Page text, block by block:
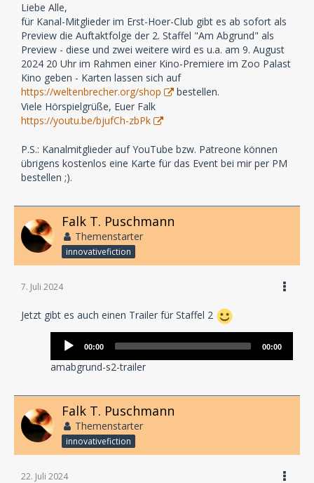
Liebe Alle,
für Kanal-Mitglieder im Erst-Hoer-Club gibt es ab sofort als
Preview die Auftaktfolge der 2. Staffel "Am Abgrund" als
Preview - diese und zwei weitere wird es u.a. am 9. August
2024 20 Uhr im Rahmen einer Kino-Premiere im Zoo Palast
Kino geben - Karten lassen sich auf
https://weltenbrecher.org/shop
bestellen.
Viele Hörspielgrüße, Euer Falk
https://youtu.be/bjufCh-zbPk
P.S.: Kanalmitglieder auf YouTube bzw. Patreone können
übrigens kostenlos eine Karte für das Event bei mir per PM
bestellen ;).
Falk T. Puschmann
Themenstarter
innovativefiction
7. Juli 2024
Jetzt gibt es auch einen Trailer für Staffel 2
Audio-
Player
00:00 00:00
amabgrund-s2-trailer
Falk T. Puschmann
Themenstarter
innovativefiction
22. Juli 2024